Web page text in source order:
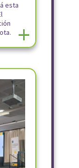
esta
+